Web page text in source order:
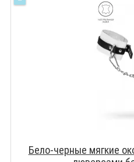
Бело-черные мягкие